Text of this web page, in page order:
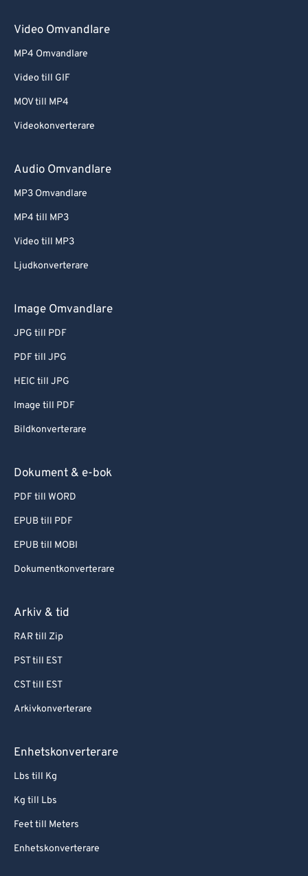
Video Omvandlare
MP4 Omvandlare
Video till GIF
MOV till MP4
Videokonverterare
Audio Omvandlare
MP3 Omvandlare
MP4 till MP3
Video till MP3
Ljudkonverterare
Image Omvandlare
JPG till PDF
PDF till JPG
HEIC till JPG
Image till PDF
Bildkonverterare
Dokument & e-bok
PDF till WORD
EPUB till PDF
EPUB till MOBI
Dokumentkonverterare
Arkiv & tid
RAR till Zip
PST till EST
CST till EST
Arkivkonverterare
Enhetskonverterare
Lbs till Kg
Kg till Lbs
Feet till Meters
Enhetskonverterare